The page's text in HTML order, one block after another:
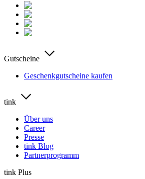
Gutscheine
Geschenkgutscheine kaufen
tink
Über uns
Career
Presse
tink Blog
Partnerprogramm
tink Plus